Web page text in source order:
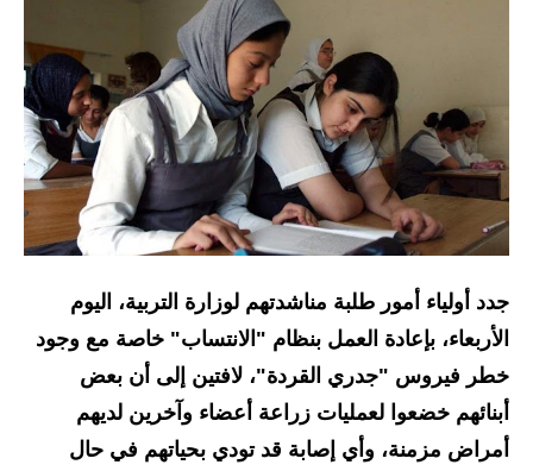
المنح المالية
قطع الاراضي
اخبار العراق
الاخبار السياسية
الاخبار الامنية
الاخبار الاقتصادية
الاخبار الرياضية
المدارس
اخبار وقرارات وزارة التربية
جدد أولياء أمور طلبة مناشدتهم لوزارة التربية، اليوم
الأربعاء، بإعادة العمل بنظام "الانتساب" خاصة مع وجود
خطر فيروس "جدري القردة"، لافتين إلى أن بعض
أبنائهم خضعوا لعمليات زراعة أعضاء وآخرين لديهم
أمراض مزمنة، وأي إصابة قد تودي بحياتهم في حال